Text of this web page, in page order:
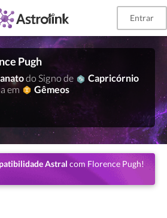
Entrar
Pugh
do Signo de
Capricórnio
em
Gêmeos
Astral com Florence Pugh!